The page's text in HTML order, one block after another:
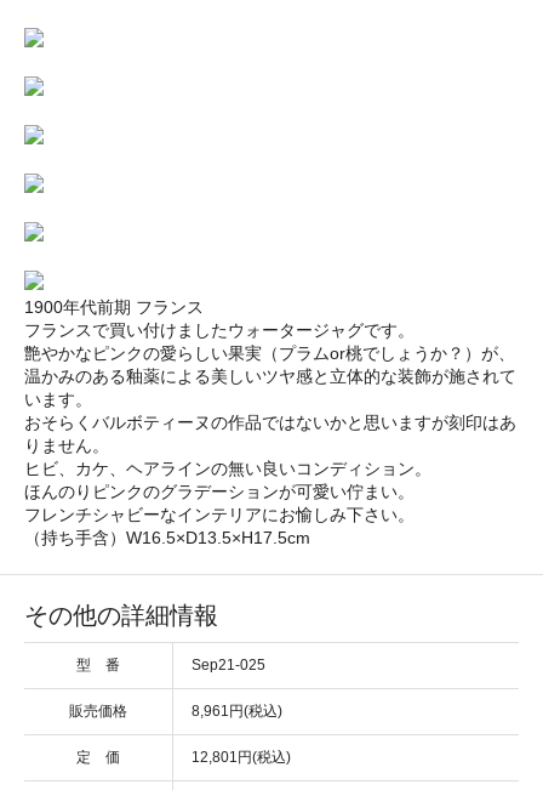
1900年代前期 フランス
フランスで買い付けましたウォータージャグです。
艶やかなピンクの愛らしい果実（プラムor桃でしょうか？）が、
温かみのある釉薬による美しいツヤ感と立体的な装飾が施されて
います。
おそらくバルボティーヌの作品ではないかと思いますが刻印はあ
りません。
ヒビ、カケ、ヘアラインの無い良いコンディション。
ほんのりピンクのグラデーションが可愛い佇まい。
フレンチシャビーなインテリアにお愉しみ下さい。
（持ち手含）W16.5×D13.5×H17.5cm
その他の詳細情報
型 番 Sep21-025
販売価格 8,961円(税込)
定 価 12,801円(税込)